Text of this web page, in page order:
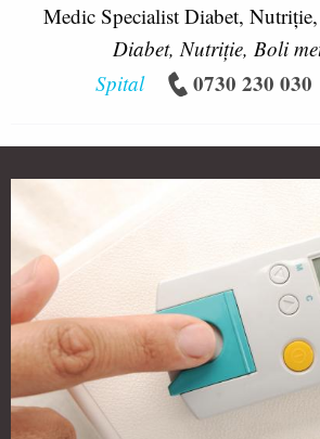
Medic Specialist Diabet,
Diabet, Nutriție, Boli
Spital
0730 230 030